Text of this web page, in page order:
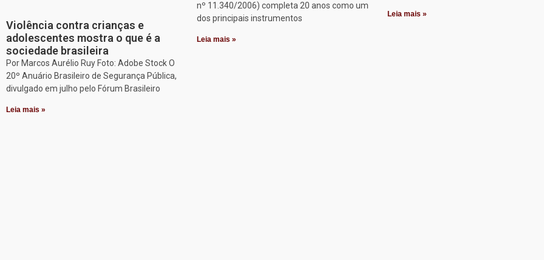
Violência contra crianças e
adolescentes mostra o que é a
sociedade brasileira
Por Marcos Aurélio Ruy Foto: Adobe Stock O
20º Anuário Brasileiro de Segurança Pública,
divulgado em julho pelo Fórum Brasileiro
Leia mais »
nº 11.340/2006) completa 20 anos como um
dos principais instrumentos
Leia mais »
Leia mais »